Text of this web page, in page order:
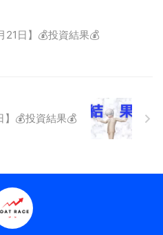
21日】💰投資結果💰
】💰投資結果💰